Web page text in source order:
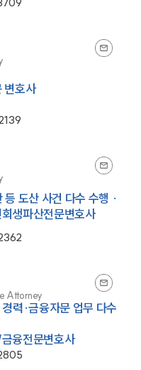
변호사
등 도산 사건 다수 수행 ·
생파산전문변호사
Attorney
력·금융자문 업무 다수
법인회생파산/금융전문변호사